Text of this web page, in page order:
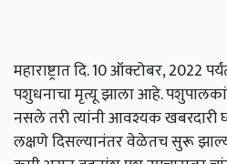
महाराष्ट्रात दि. 10 ऑक्टोबर, 2022
पशुधनाचा मृत्यू झाला आहे.
नसले तरी त्यांनी आवश्यक खबरदारी
लक्षणे दिसल्यानंतर वेळेतच सुरू